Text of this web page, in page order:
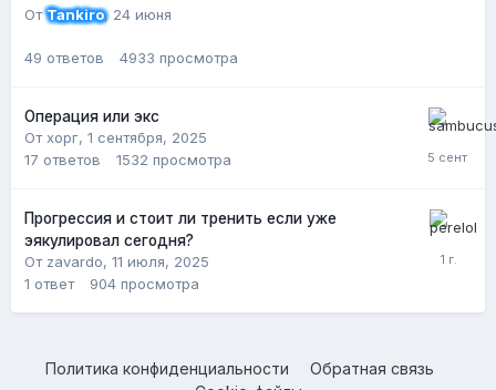
ОтTankiro, 24 июня
49 ответов 4933 просмотра
Операция или экс
От хорг, 1 сентября, 2025
17 ответов 1532 просмотра
Прогрессия и стоит ли тренить если уже
эякулировал сегодня?
От zavardo, 11 июля, 2025
1 ответ 904 просмотра
Политика конфиденциальности
Обратная связь